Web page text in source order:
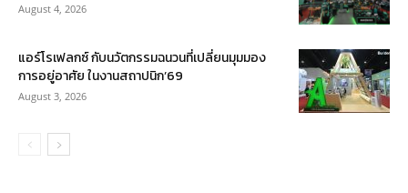
August 4, 2026
แอร์โรเฟลกซ์ กับนวัตกรรมฉนวนที่เปลี่ยนมุมมอง
การอยู่อาศัย ในงานสถาปนิก’69
August 3, 2026